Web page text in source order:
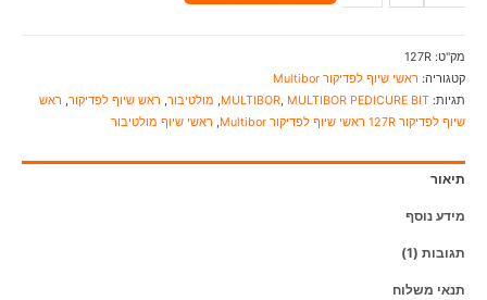
מק"ט: 127R
קטגוריה: ראשי שיוף לפדיקור Multibor
תגיות:
MULTIBOR, MULTIBOR PEDICURE BIT
, מולטיבור, ראש שיוף לפדיקור, ראש
שיוף לפדיקור 127R ראשי שיוף לפדיקור Multibor
, ראשי שיוף מולטיבור
תיאור
מידע נוסף
תגובות (1)
תנאי משלוח